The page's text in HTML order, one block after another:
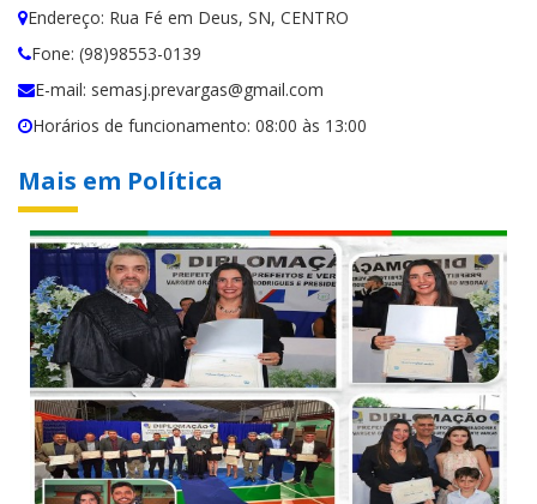
Endereço: Rua Fé em Deus, SN, CENTRO
Fone: (98)98553-0139
E-mail: semasj.prevargas@gmail.com
Horários de funcionamento: 08:00 às 13:00
Mais em Política